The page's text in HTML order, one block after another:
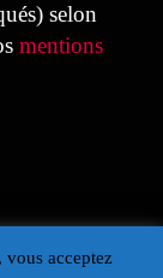
selon
mentions
avec Divi
acceptez